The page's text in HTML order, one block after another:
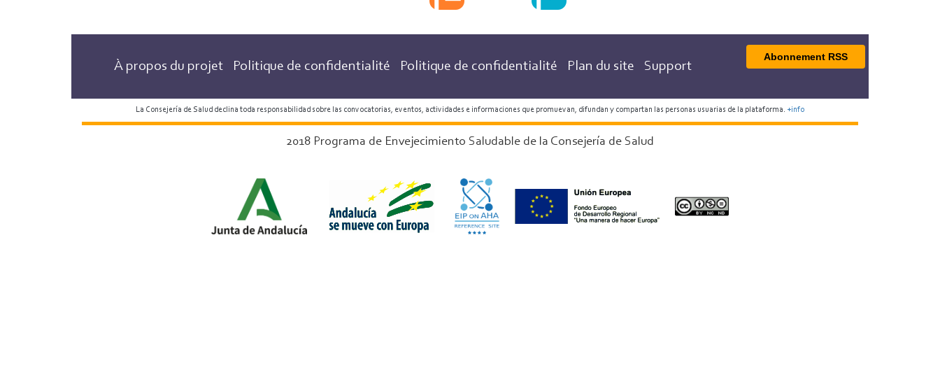
À propos du projet Politique de confidentialité Politique de confidentialité Plan du site Support
Abonnement RSS
La Consejería de Salud declina toda responsabilidad sobre las convocatorias, eventos, actividades e informaciones que promuevan, difundan y compartan las personas usuarias de la plataforma. +info
2018 Programa de Envejecimiento Saludable de la Consejería de Salud